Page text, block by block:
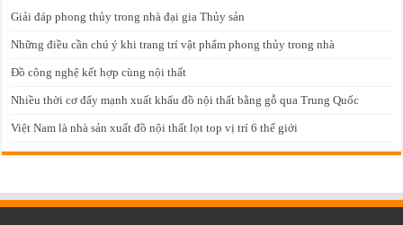
Giải đáp phong thủy trong nhà đại gia Thủy sản
Những điều cần chú ý khi trang trí vật phẩm phong thủy trong nhà
Đồ công nghệ kết hợp cùng nội thất
Nhiều thời cơ đẩy mạnh xuất khẩu đồ nội thất bằng gỗ qua Trung Quốc
Việt Nam là nhà sản xuất đồ nội thất lọt top vị trí 6 thế giới